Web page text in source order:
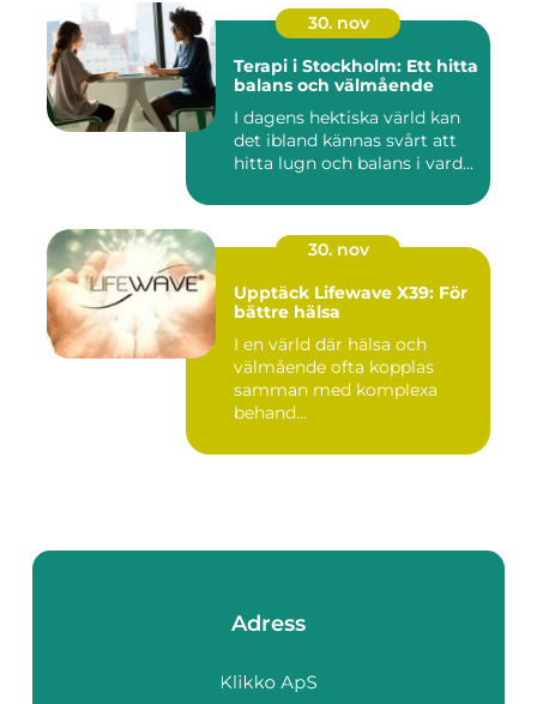
30. nov
Terapi i Stockholm: Ett hitta
balans och välmående
I dagens hektiska värld kan
det ibland kännas svårt att
hitta lugn och balans i vard...
30. nov
Upptäck Lifewave X39: För
bättre hälsa
I en värld där hälsa och
välmående ofta kopplas
samman med komplexa
behand...
Adress